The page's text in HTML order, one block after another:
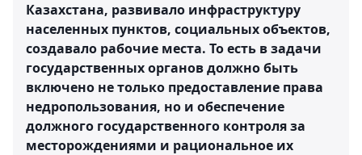
Казахстана, развивало инфраструктуру
населенных пунктов, социальных объектов,
создавало рабочие места. То есть в задачи
государственных органов должно быть
включено не только предоставление права
недропользования, но и обеспечение
должного государственного контроля за
месторождениями и рациональное их